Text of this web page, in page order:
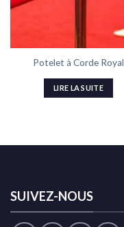
Potelet à Corde Royal
LIRE LA SUITE
SUIVEZ-NOUS